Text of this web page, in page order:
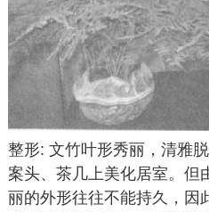
整形: 文竹叶形秀丽，清雅
案头、茶几上美化居室。但
丽的外形往往不能持久，因